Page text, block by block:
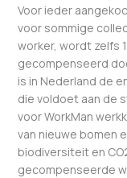
Voor ieder
voor sommige
worker, wordt zelfs
gecompenseerd
is in Nederland de
die voldoet aan de
voor WorkMan
van nieuwe bomen
biodiversiteit en
gecompenseerde